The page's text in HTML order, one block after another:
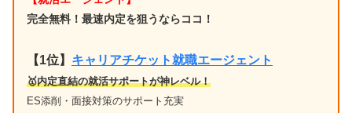
完全無料！最速内定を狙うならココ！
【1位】 キャリアチケット就職エージェント
🥇内定直結の就活サポートが神レベル！
ES添削・面接対策のサポート充実